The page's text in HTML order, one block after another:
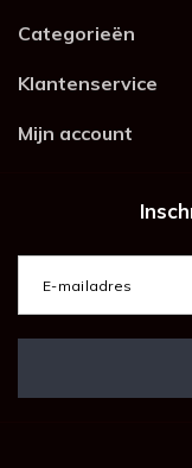
Categorieën
Klantenservice
Mijn account